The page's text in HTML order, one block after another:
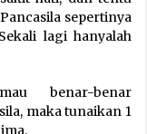
sepertinya
lagi hanyalah
benar-benar
maka tunaikan 1